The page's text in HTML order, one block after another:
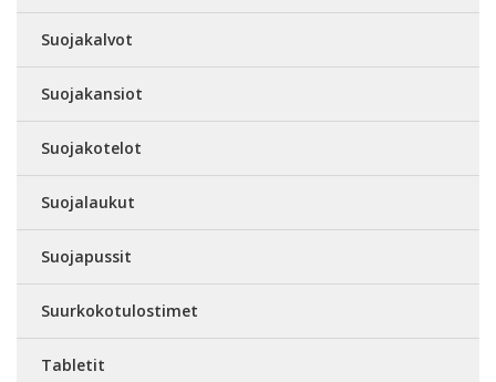
Suojakalvot
Suojakansiot
Suojakotelot
Suojalaukut
Suojapussit
Suurkokotulostimet
Tabletit